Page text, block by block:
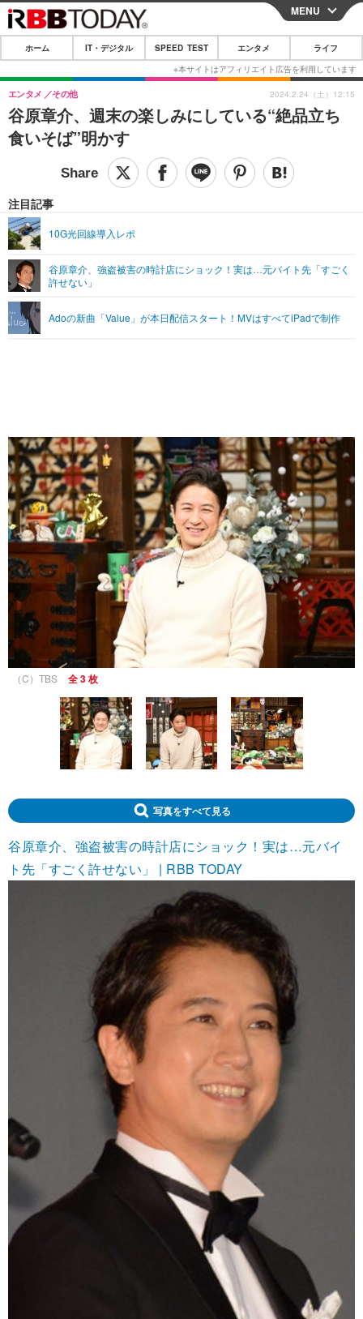
CLOSE
ホーム
IT・デジタル
IT・デジタルTOP スマートフォン
ショッピング その他
SPEED TEST
エンタメTOP 映画・ドラマ
グラビア
ショッピング その他
ライフTOP
その他
リリース一覧
プッシュ通知の停止方法
MENU
ホーム IT・デジタル SPEED TEST エンタメ ライフ
谷原章介、週末の楽しみにしている“絶品立ち
食いそば”明かす
エンタメ その他
注目記事
10G光回線導入レポ
谷原章介、強盗被害の時計店にショック！実は…元バイト先「すごく
許せない」
Adoの新曲「Value」が本日配信スタート！MVはすべてiPadで制作
2024.2.24（土）12:15
（C）TBS 全 3 枚
写真をすべて見る
谷原章介、強盗被害の時計店にショック！実は…元バイ
ト先「すごく許せない」 | RBB TODAY